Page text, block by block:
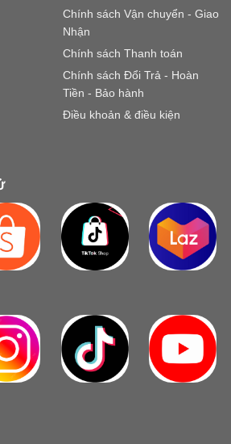
Chính sách Vận chuyển - Giao
Nhận
Chính sách Thanh toán
Chính sách Đổi Trả - Hoàn
Tiền - Bảo hành
Điều khoản & điều kiện